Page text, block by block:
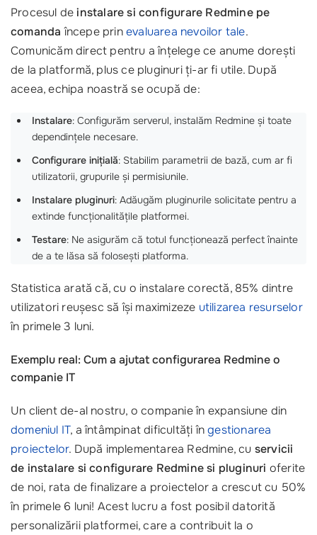
Procesul deinstalare si configurare Redmine pe
comanda începe prinevaluarea nevoilor tale.
Comunicăm direct pentru a înțelege ce anume dorești
de la platformă, plus ce pluginuri ți-ar fi utile. După
aceea, echipa noastră se ocupă de:
Instalare: Configurăm serverul, instalăm Redmine și toate
dependințele necesare.
Configurare inițială: Stabilim parametrii de bază, cum ar fi
utilizatorii, grupurile și permisiunile.
Instalare pluginuri: Adăugăm pluginurile solicitate pentru a
extinde funcționalitățile platformei.
Testare: Ne asigurăm că totul funcționează perfect înainte
de a te lăsa să folosești platforma.
Statistica arată că, cu o instalare corectă, 85% dintre
utilizatori reușesc să își maximizeze utilizarea resurselor
în primele 3 luni.
Exemplu real: Cum a ajutat configurarea Redmine o
companie IT
Un client de-al nostru, o companie în expansiune din
domeniul IT, a întâmpinat dificultăți îngestionarea
proiectelor. După implementarea Redmine, cu servicii
de instalare si configurare Redmine si pluginuri oferite
de noi, rata de finalizare a proiectelor a crescut cu 50%
în primele 6 luni! Acest lucru a fost posibil datorită
personalizării platformei, care a contribuit la o